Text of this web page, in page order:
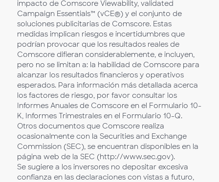
impacto de Comscore Viewability, validated
Campaign Essentials™ (vCE®) y el conjunto de
soluciones publicitarias de Comscore. Estas
medidas implican riesgos e incertidumbres que
podrían provocar que los resultados reales de
Comscore difieran considerablemente, e incluyen,
pero no se limitan a: la habilidad de Comscore para
alcanzar los resultados financieros y operativos
esperados. Para información más detallada acerca
los factores de riesgo, por favor consultar los
Informes Anuales de Comscore en el Formulario 10-
K, Informes Trimestrales en el Formulario 10-Q.
Otros documentos que Comscore realiza
ocasionalmente con la Securities and Exchange
Commission (SEC), se encuentran disponibles en la
página web de la SEC (http://www.sec.gov).
Se sugiere a los inversores no depositar excesiva
confianza en las declaraciones con vistas a futuro,